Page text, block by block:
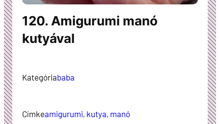
120. Amigurumi manó
kutyával
Kategóriababa
Címkeamigurumi, kutya, manó